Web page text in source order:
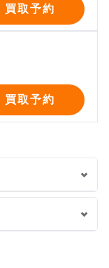
買取予約
買取予約